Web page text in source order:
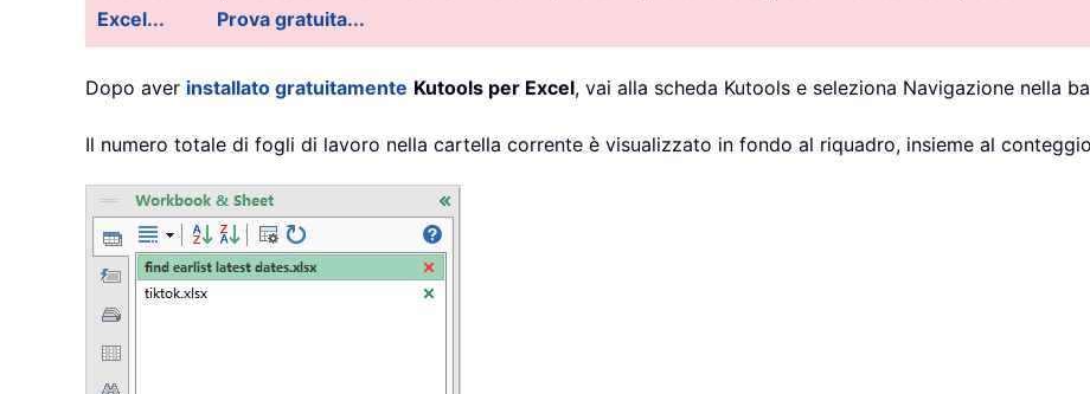
Excel...
Prova gratuita...
Dopo aver installato gratuitamente Kutools per Excel, vai alla scheda Kutools e seleziona Navigazione nella
Il numero totale di fogli di lavoro nella cartella corrente è visualizzato in fondo al riquadro, insieme al